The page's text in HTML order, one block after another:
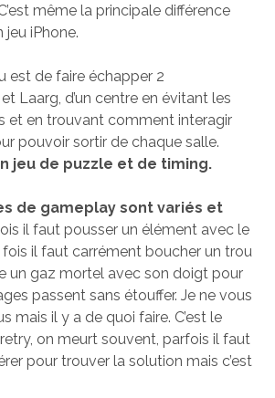
même la principale différence
jeu iPhone.
est de faire échapper 2
Laarg, d’un centre en évitant les
et en trouvant comment interagir
pouvoir sortir de chaque salle.
jeu de puzzle et de timing.
de gameplay sont variés et
il faut pousser un élément avec le
il faut carrément boucher un trou
un gaz mortel avec son doigt pour
passent sans étouffer. Je ne vous
mais il y a de quoi faire. C’est le
on meurt souvent, parfois il faut
pour trouver la solution mais c’est